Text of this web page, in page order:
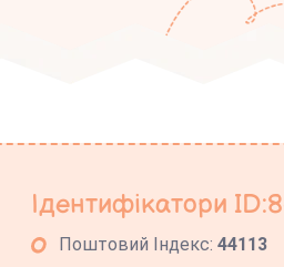
Ідентифікатори
Поштовий Індекс:44113